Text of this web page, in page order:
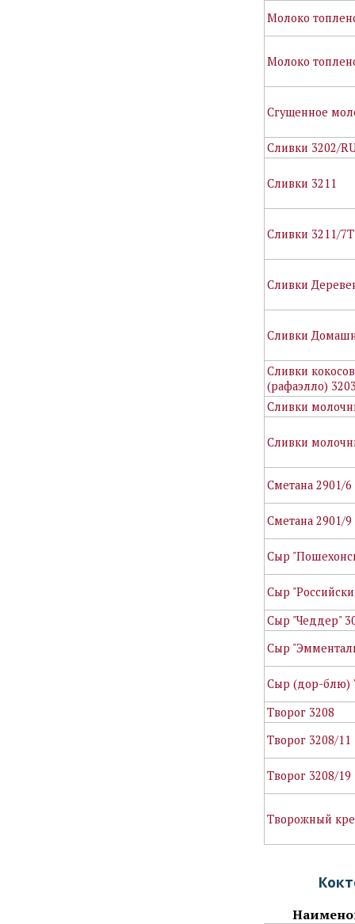
Молоко
Молоко
Сгущенное
Сливки 3202/
Сливки 3211
Сливки 3211/7Т
Сливки
Сливки
Сливки
(рафаэлло)
Сливки
Сливки
Сметана 2901/6
Сметана 2901/9
Сыр
Сыр
Сыр "Чеддер"
Сыр
Сыр (дор-блю)
Творог 3208
Творог 3208/11
Творог 3208/19
Творожный